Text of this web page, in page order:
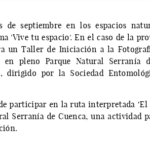
de septiembre en los espacios
'Vive tu espacio'. En el caso de la
un Taller de Iniciación a la
en pleno Parque Natural Serranía
dirigido por la Sociedad
participar en la ruta interpretada ‘El
Serranía de Cuenca, una actividad